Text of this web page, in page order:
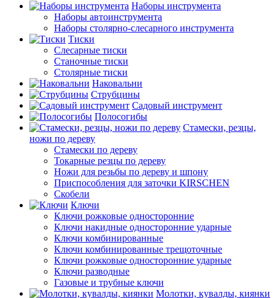
Наборы инструмента
Наборы автоинструмента
Наборы столярно-слесарного инструмента
Тиски
Слесарные тиски
Станочные тиски
Столярные тиски
Наковальни
Струбцины
Садовый инструмент
Полосогибы
Стамески, резцы,
ножи по дереву
Стамески по дереву
Токарные резцы по дереву
Ножи для резьбы по дереву и шпону
Приспособления для заточки KIRSCHEN
Скобели
Ключи
Ключи рожковые односторонние
Ключи накидные односторонние ударные
Ключи комбинированные
Ключи комбинированные трещоточные
Ключи рожковые односторонние ударные
Ключи разводные
Газовые и трубные ключи
Молотки, кувалды, киянки